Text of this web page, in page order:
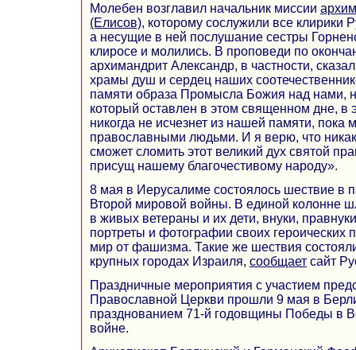
Молебен возглавил начальник миссии
(Елисов), которому сослужили все клирики
а несущие в ней послушание сестры
клиросе и молились. В проповеди по
архимандрит Александр, в частности,
храмы душ и сердец наших
памяти образа Промысла Божия над нами,
который оставлен в этом священном дне, в
никогда не исчезнет из нашей памяти, пока
православными людьми. И я верю, что
сможет сломить этот великий дух святой
присущ нашему благочестивому народу».
8 мая в Иерусалиме состоялось шествие в
Второй мировой войны. В единой колонне
в живых ветераны и их дети, внуки,
портреты и фотографии своих героических
мир от фашизма. Такие же шествия
крупных городах Израиля, сообщает сайт
Праздничные мероприятия с участием
Православной Церкви прошли 9 мая в
празднованием 71-й годовщины Победы в
войне.